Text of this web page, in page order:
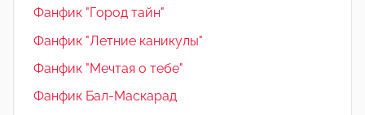
Фанфик "Город тайн"
Фанфик "Летние каникулы"
Фанфик "Мечтая о тебе"
Фанфик Бал-Маскарад